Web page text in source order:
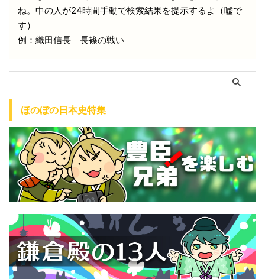
ね。中の人が24時間手動で検索結果を提示するよ（嘘で
す）
例：織田信長 長篠の戦い
ほのぼの日本史特集